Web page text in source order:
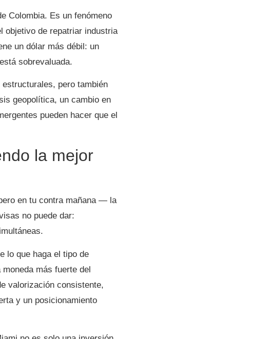
Colombia. Es un fenómeno
de repatriar industria
un dólar más débil: un
sobrevaluada.
pero también
geopolítica, un cambio en
pueden hacer que el
la mejor
en tu contra mañana — la
no puede dar:
lo que haga el tipo de
más fuerte del
valorización consistente,
y un posicionamiento